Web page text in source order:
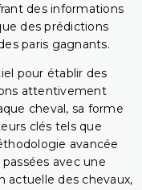
des informations
des prédictions
paris gagnants.
pour établir des
attentivement
cheval, sa forme
clés tels que
avancée
avec une
actuelle des chevaux,